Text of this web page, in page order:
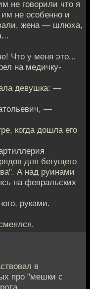
не говорили что я
не особенно и
жена — шлюха,
Что у меня это...
на медичку-
девушка: —
—
когда дошла его
для бегущего
А над руинами
на февральских
руками.
в
про "мешки с